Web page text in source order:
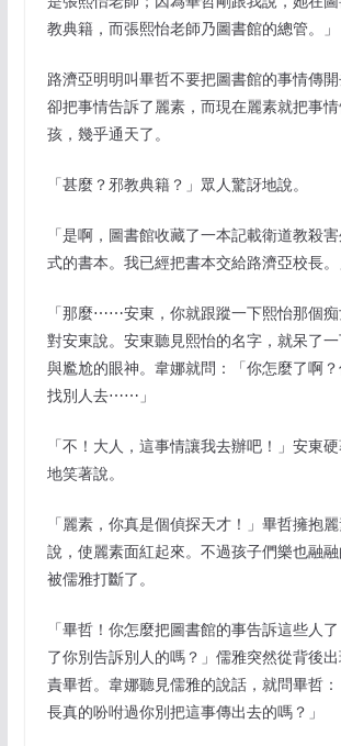
教典籍，而張熙怡老師乃圖書館的總管。」
路濟亞明明叫畢哲不要把圖書館的事情傳
卻把事情告訴了麗素，而現在麗素就把事
孩，幾乎通天了。
「甚麼？邪教典籍？」眾人驚訝地說。
「是啊，圖書館收藏了一本記載衛道教殺
式的書本。我已經把書本交給路濟亞校長。
「那麼⋯⋯安東，你就跟蹤一下熙怡那個
對安東說。安東聽見熙怡的名字，就呆了
與尷尬的眼神。韋娜就問：「你怎麼了啊
找別人去⋯⋯」
「不！大人，這事情讓我去辦吧！」安東
地笑著說。
「麗素，你真是個偵探天才！」畢哲擁抱
說，使麗素面紅起來。不過孩子們樂也融
被儒雅打斷了。
「畢哲！你怎麼把圖書館的事告訴這些人
了你別告訴別人的嗎？」儒雅突然從背後
責畢哲。韋娜聽見儒雅的說話，就問畢哲
長真的吩咐過你別把這事傳出去的嗎？」